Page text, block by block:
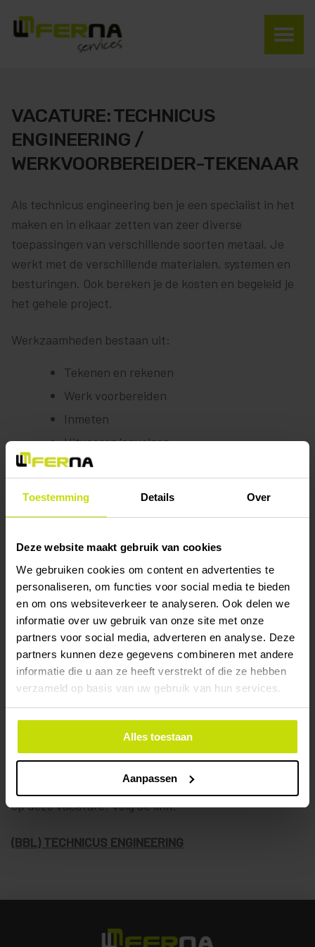
Toestemming Details Over
Deze website maakt gebruik van cookies
We gebruiken cookies om content en advertenties te
personaliseren, om functies voor social media te bieden
en om ons websiteverkeer te analyseren. Ook delen we
informatie over uw gebruik van onze site met onze
partners voor social media, adverteren en analyse. Deze
partners kunnen deze gegevens combineren met andere
informatie die u aan ze heeft verstrekt of die ze hebben
verzameld op basis van uw gebruik van hun services.
Alles toestaan
Aanpassen
VACATURE: TECHNICUS
ENGINEERING /
WERKVOORBEREIDER-TEKENAAR
Als technicus engineering ben je een specialist in het
maken en in elkaar zetten van zeer diverse
toepassingen van verschillende soorten metaal. Je
werkt met de verschillende materialen, systemen en
besturingen. Ook bereken je de kosten en begeleid je
het gehele project.
Werkzaamheden bestaan uit:
Tekenen en rekenen
Werk voorbereiden
Inmeten
Uitvoeren/opvolgen
Je bent verantwoordelijk voor het gehele proces van
offerteaanvraag naar voorbereiding naar fabricage
naar montage. Je ontwerpt in Solidworks aan de hand
productietekeningen en draagt zorg voor logistiek van
de benodigde materialen. Een veelzijdige baan waarin
je contact hebt met klanten en leveranciers en
tegelijkertijd ook intern goed moet kunnen
communiceren om samen tot een perfect eindproduct
te komen.
Uren in overleg.
Meer informatie? Interesse? Neem contact op met
Ferry Hermans (
Ook BBL-studenten worden uitgenodigd te reageren
op deze vacature! Volg de link!
(BBL) TECHNICUS ENGINEERING